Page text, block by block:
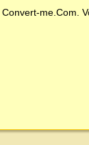
Convert-me.Com .